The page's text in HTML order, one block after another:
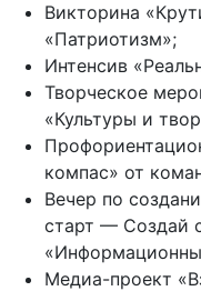
«Патриотизм»;
Интенсив
Творческое
«Культуры и
компас» от
Вечер по
старт — Создай
Медиа-проект
направление